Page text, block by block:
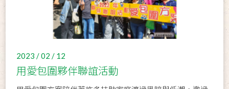
2023 / 02 / 12
用愛包圍夥伴聯誼活動